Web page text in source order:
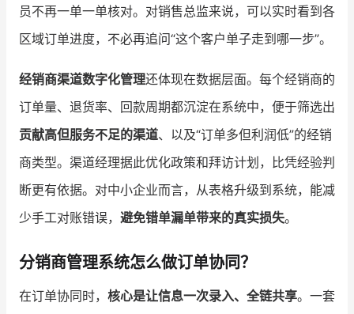
员不再一单一单核对。对销售总监来说，可以实时看到各
区域订单进度，不必再追问“这个客户单子走到哪一步”。
经销商渠道数字化管理还体现在数据层面。每个经销商的
订单量、退货率、回款周期都沉淀在系统中，便于筛选出
贡献高但服务不足的渠道、以及“订单多但利润低”的经销
商类型。渠道经理据此优化政策和拜访计划，比凭经验判
断更有依据。对中小企业而言，从表格升级到系统，能减
少手工对账错误， 避免错单漏单带来的真实损失。
分销商管理系统怎么做订单协同？
在订单协同时， 核心是让信息一次录入、全链共享。一套